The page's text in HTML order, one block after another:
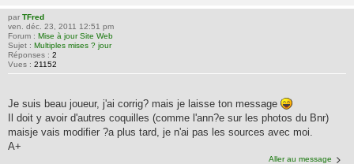
par TFred
ven. déc. 23, 2011 12:51 pm
Forum : Mise à jour Site Web
Sujet : Multiples mises ? jour
Réponses : 2
Vues : 21152
Je suis beau joueur, j'ai corrig? mais je laisse ton message
Il doit y avoir d'autres coquilles (comme l'ann?e sur les photos du Bnr)
maisje vais modifier ?a plus tard, je n'ai pas les sources avec moi.
A+
Aller au message